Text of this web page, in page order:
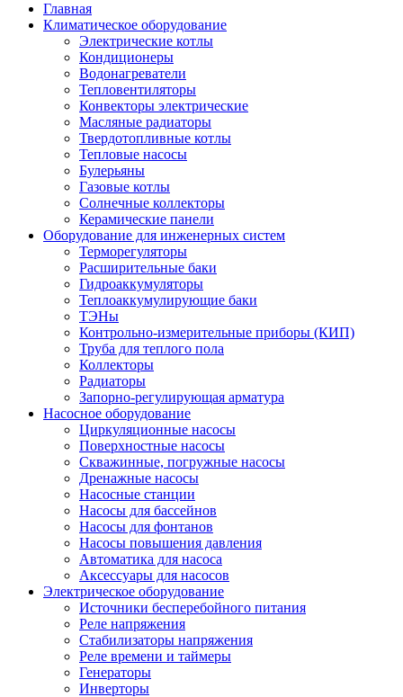
Главная
Климатическое оборудование
Электрические котлы
Кондиционеры
Водонагреватели
Тепловентиляторы
Конвекторы электрические
Масляные радиаторы
Твердотопливные котлы
Тепловые насосы
Булерьяны
Газовые котлы
Солнечные коллекторы
Керамические панели
Оборудование для инженерных систем
Терморегуляторы
Расширительные баки
Гидроаккумуляторы
Теплоаккумулирующие баки
ТЭНы
Контрольно-измерительные приборы (КИП)
Труба для теплого пола
Коллекторы
Радиаторы
Запорно-регулирующая арматура
Насосное оборудование
Циркуляционные насосы
Поверхностные насосы
Скважинные, погружные насосы
Дренажные насосы
Насосные станции
Насосы для бассейнов
Насосы для фонтанов
Насосы повышения давления
Автоматика для насоса
Аксессуары для насосов
Электрическое оборудование
Источники бесперебойного питания
Реле напряжения
Стабилизаторы напряжения
Реле времени и таймеры
Генераторы
Инверторы